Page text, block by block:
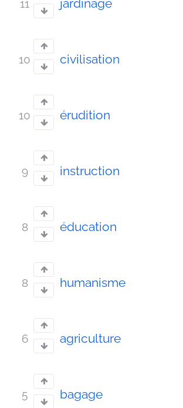
11 jardinage
10 civilisation
10 érudition
9 instruction
8 éducation
8 humanisme
6 agriculture
5 bagage